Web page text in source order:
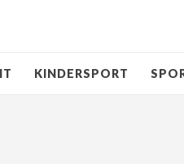
KINDERSPORT